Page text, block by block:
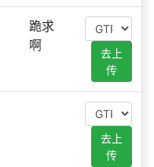
跪求
啊
去上
传
去上
传